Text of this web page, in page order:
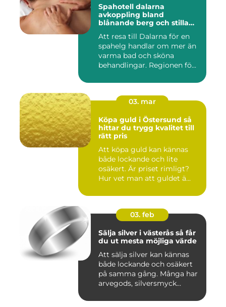
Spahotell dalarna
avkoppling bland
blånande berg och stilla
Att resa till Dalarna för en
spahelg handlar om mer än
varma bad och sköna
behandlingar. Regionen fö...
03. mar
Köpa guld i Östersund så
hittar du trygg kvalitet till
rätt pris
Att köpa guld kan kännas
både lockande och lite
osäkert. Är priset rimligt?
Hur vet man att guldet ä...
03. feb
Sälja silver i västerås så får
du ut mesta möjliga värde
Att sälja silver kan kännas
både lockande och osäkert
på samma gång. Många har
arvegods, silversmyck...